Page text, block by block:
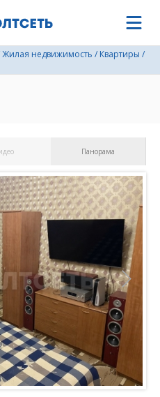
Жилая недвижимость / Квартиры /
Панорама